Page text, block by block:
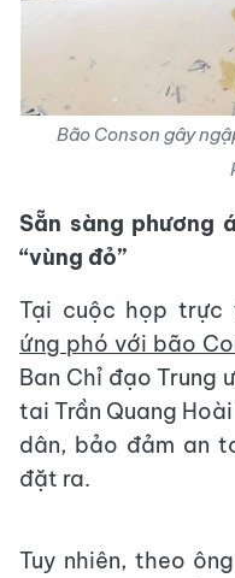
Bão Conson gây
Sẵn sàng phương
“vùng đỏ”
Tại cuộc họp trực
ứng phó với bão
Ban Chỉ đạo Trung
tai Trần Quang
dân, bảo đảm an
đặt ra.
Tuy nhiên, theo